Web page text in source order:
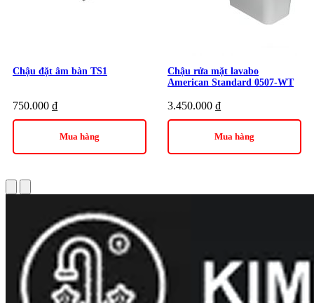
Lắp đặt dễ dàng:
Bán âm bàn gọn gàng, tiết kiệm diện tích.
Kim Quốc Tiến kính mời quý khách hàng đón nhận sự tiện
nghi và sang trọng mà
chậu rửa Lavabo AMERICAN VF-
0320 bán âm bàn signature
mang lại. Đừng bỏ lỡ cơ hội
Quốc Tiến
Danh mục:Thiết Bị Vệ Sinh
AMERICAN STANDARD|Lavabo American Standard Âm
Bàn
Thương hiệu: Thiết bị vệ sinh AMERICAN STANDARD
Chậu đặt âm bàn TS1
750.000 ₫
Mua hàng
Chậu rửa mặt lavabo
American Standard 0507-WT
3.450.000 ₫
Mua hàng